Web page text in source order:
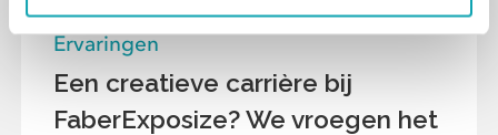
Ervaringen
Een creatieve carrière bij
FaberExposize? We vroegen het